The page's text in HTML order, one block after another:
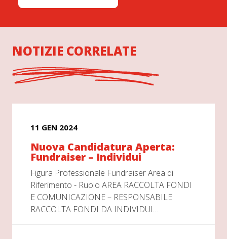
NOTIZIE CORRELATE
11 GEN 2024
Nuova Candidatura Aperta:
Fundraiser – Individui
Figura Professionale Fundraiser Area di
Riferimento - Ruolo AREA RACCOLTA FONDI
E COMUNICAZIONE – RESPONSABILE
RACCOLTA FONDI DA INDIVIDUI…